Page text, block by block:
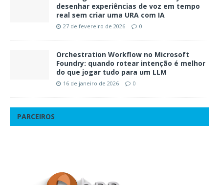
desenhar experiências de voz em tempo
real sem criar uma URA com IA
27 de fevereiro de 2026 0
Orchestration Workflow no Microsoft
Foundry: quando rotear intenção é melhor
do que jogar tudo para um LLM
16 de janeiro de 2026 0
PARCEIROS